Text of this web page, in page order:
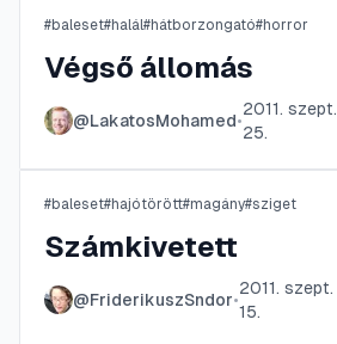
#baleset#halál#hátborzongató#horror
Végső állomás
@LakatosMohamed•
2011. szept.
25.
#baleset#hajótörött#magány#sziget
Számkivetett
@FriderikuszSndor•
2011. szept.
15.